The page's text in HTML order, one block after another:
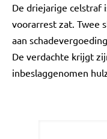
De driejarige celstraf
voorarrest zat. Twee
aan
De verdachte krijgt
inbeslaggenomen